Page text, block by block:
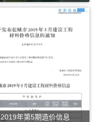
2019年第5期造价信息